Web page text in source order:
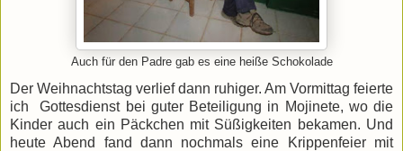
Auch für den Padre gab es eine heiße Schokolade
Der Weihnachtstag verlief dann ruhiger. Am Vormittag feierte
ich Gottesdienst bei guter Beteiligung in Mojinete, wo die
Kinder auch ein Päckchen mit Süßigkeiten bekamen. Und
heute Abend fand dann nochmals eine Krippenfeier mit